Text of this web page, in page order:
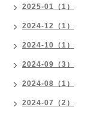
2025-01（1）
2024-12（1）
2024-10（1）
2024-09（3）
2024-08（1）
2024-07（2）